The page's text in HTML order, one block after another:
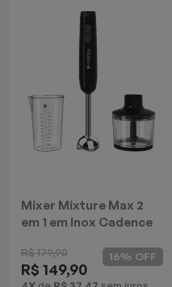
Mixer Mixture Max 2
em 1 em Inox Cadence
R$ 179,90
R$ 149,90
16% OFF
Máquina de Waffle
Cooktops
Batedeiras